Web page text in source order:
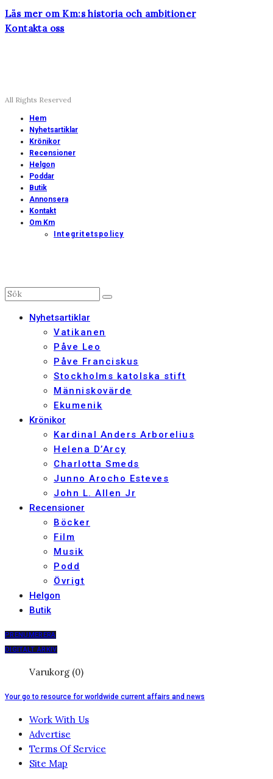
Läs mer om Km:s historia och ambitioner
Kontakta oss
All Rights Reserved
Hem
Nyhetsartiklar
Krönikor
Recensioner
Helgon
Poddar
Butik
Annonsera
Kontakt
Om Km
Integritetspolicy
Nyhetsartiklar
Vatikanen
Påve Leo
Påve Franciskus
Stockholms katolska stift
Människovärde
Ekumenik
Krönikor
Kardinal Anders Arborelius
Helena D’Arcy
Charlotta Smeds
Junno Arocho Esteves
John L. Allen Jr
Recensioner
Böcker
Film
Musik
Podd
Övrigt
Helgon
Butik
PRENUMERERA
DIGITALT ARKIV
Varukorg (0)
Your go to resource for worldwide current affairs and news
Work With Us
Advertise
Terms Of Service
Site Map